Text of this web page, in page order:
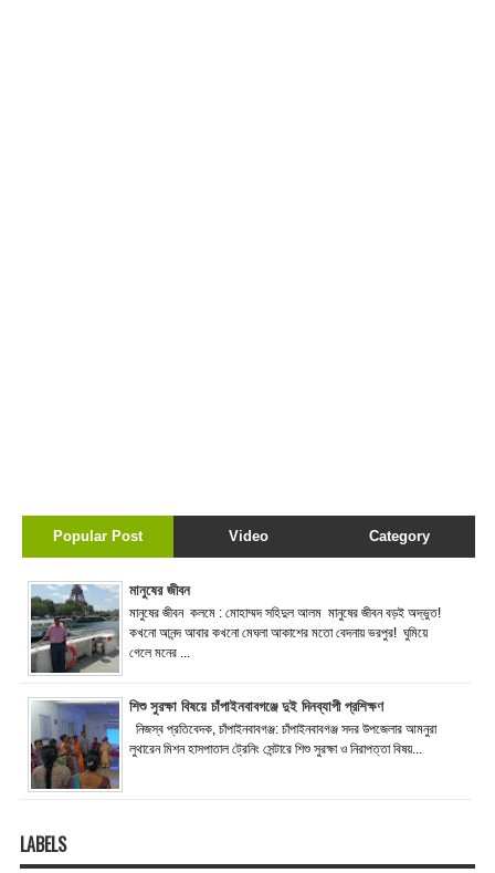
Popular Post Video Category
মানুষের জীবন
মানুষের জীবন কলমে : মোহাম্মদ সহিদুল আলম মানুষের জীবন বড়ই অদ্ভুত!
কখনো আনন্দ আবার কখনো মেঘলা আকাশের মতো বেদনায় ভরপুর! ঘুমিয়ে
গেলে মনের ...
শিশু সুরক্ষা বিষয়ে চাঁপাইনবাবগঞ্জে দুই দিনব্যাপী প্রশিক্ষণ
নিজস্ব প্রতিবেদক, চাঁপাইনবাবগঞ্জ: চাঁপাইনবাবগঞ্জ সদর উপজেলার আমনুরা
লুথারেন মিশন হাসপাতাল ট্রেনিং সেন্টারে শিশু সুরক্ষা ও নিরাপত্তা বিষয়...
LABELS